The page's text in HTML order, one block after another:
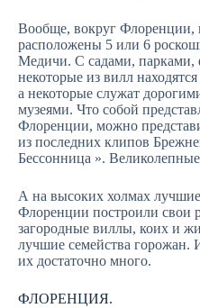
Вообще, вокруг Флоренции,
расположены 5 или 6
Медичи. С садами,
некоторые из вилл
а некоторые служат
музеями. Что собой
Флоренции, можно
из последних клипов
Бессонница ».
А на высоких холмах
Флоренции построили свои
загородные виллы, коих и
лучшие семейства горожан.
их достаточно много.
ФЛОРЕНЦИЯ.